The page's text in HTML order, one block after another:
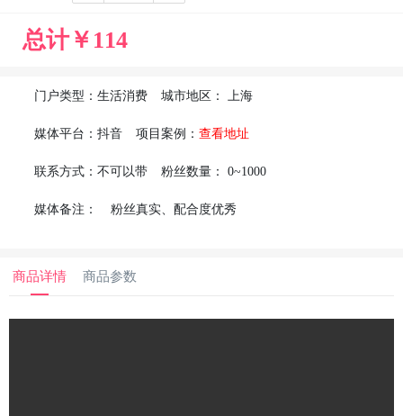
总计￥ 114
门户类型： 生活消费 城市地区： 上海
媒体平台： 抖音 项目案例： 查看地址
联系方式： 不可以带 粉丝数量： 0~1000
媒体备注： 粉丝真实、配合度优秀
商品详情 商品参数